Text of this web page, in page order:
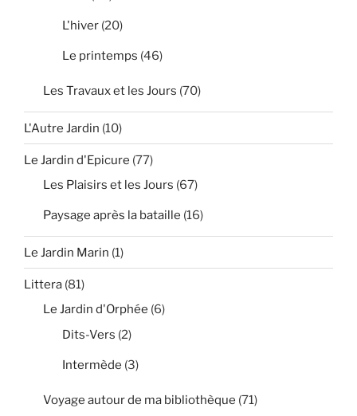
L'hiver (20)
Le printemps (46)
Les Travaux et les Jours (70)
L'Autre Jardin (10)
Le Jardin d'Epicure (77)
Les Plaisirs et les Jours (67)
Paysage après la bataille (16)
Le Jardin Marin (1)
Littera (81)
Le Jardin d'Orphée (6)
Dits-Vers (2)
Intermède (3)
Voyage autour de ma bibliothèque (71)